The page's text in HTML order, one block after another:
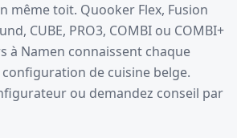
même toit. Quooker Flex, Fusion
CUBE, PRO3, COMBI ou COMBI+
à Namen connaissent chaque
de cuisine belge.
ou demandez conseil par